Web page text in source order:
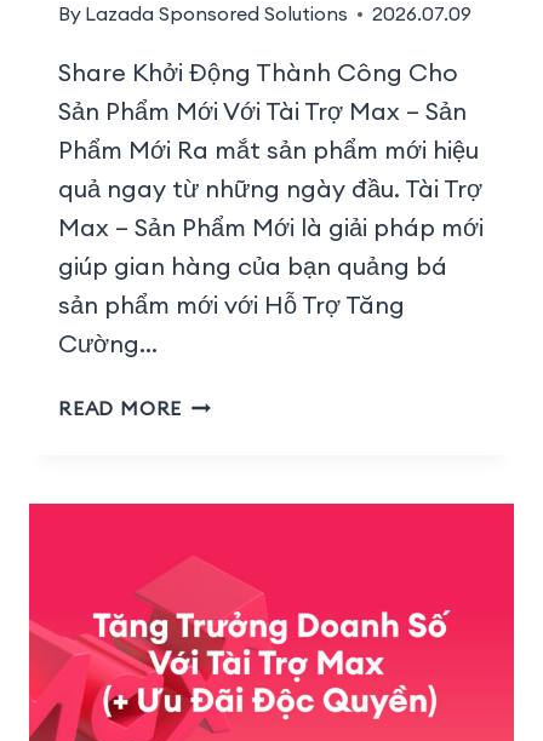
By Lazada Sponsored Solutions 2026.07.09
Share Khởi Động Thành Công Cho
Sản Phẩm Mới Với Tài Trợ Max – Sản
Phẩm Mới Ra mắt sản phẩm mới hiệu
quả ngay từ những ngày đầu. Tài Trợ
Max – Sản Phẩm Mới là giải pháp mới
giúp gian hàng của bạn quảng bá
sản phẩm mới với Hỗ Trợ Tăng
Cường…
READ MORE